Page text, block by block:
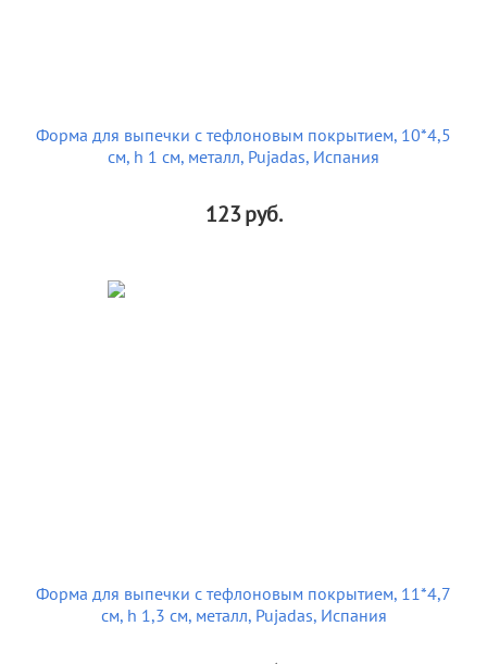
Форма для выпечки с тефлоновым покрытием, 10*4,5
см, h 1 см, металл, Pujadas, Испания
123руб.
Форма для выпечки с тефлоновым покрытием, 11*4,7
см, h 1,3 см, металл, Pujadas, Испания